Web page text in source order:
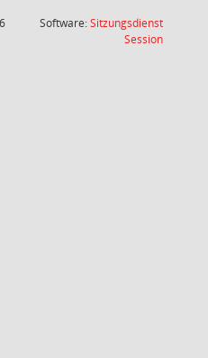
Software:Sitzungsdienst
Session(Wird in